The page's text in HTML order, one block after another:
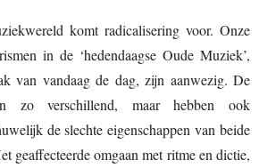
komt radicalisering voor. Onze
in de ‘hedendaagse Oude Muziek’,
van vandaag de dag, zijn aanwezig. De
zo verschillend, maar hebben ook
de slechte eigenschappen van beide
geaffecteerde omgaan met ritme en dictie,